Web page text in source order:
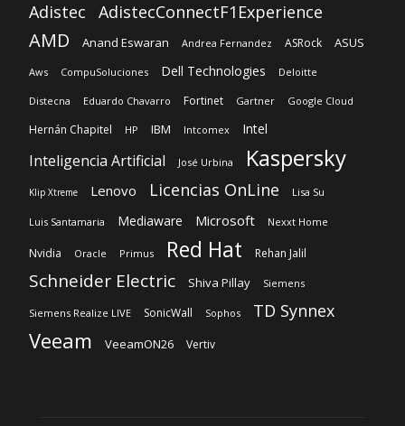
Adistec AdistecConnectF1Experience
AMD Anand Eswaran Andrea Fernandez ASRock ASUS
Aws CompuSoluciones Dell Technologies Deloitte
Distecna Eduardo Chavarro Fortinet Gartner Google Cloud
Hernán Chapitel HP IBM Intcomex Intel
Inteligencia Artificial José Urbina Kaspersky
Klip Xtreme Lenovo Licencias OnLine Lisa Su
Luis Santamaria Mediaware Microsoft Nexxt Home
Nvidia Oracle Primus Red Hat Rehan Jalil
Schneider Electric Shiva Pillay Siemens
Siemens Realize LIVE SonicWall Sophos TD Synnex
Veeam VeeamON26 Vertiv